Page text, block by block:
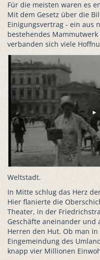
Für die meisten waren es
Mit dem Gesetz über die
Einigungsvertrag - ein aus
bestehendes
verbanden sich viele
Weltstadt.
In Mitte schlug das Herz
Hier flanierte die
Theater, in der
Geschäfte aneinander
Herren den Hut. Ob man
Eingemeindung des
knapp vier Millionen